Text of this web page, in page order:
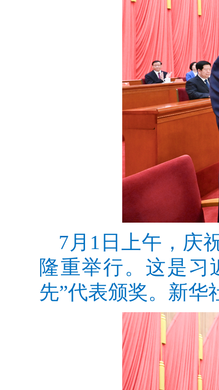
7月1日上午，庆
隆重举行。这是习
先”代表颁奖。新华